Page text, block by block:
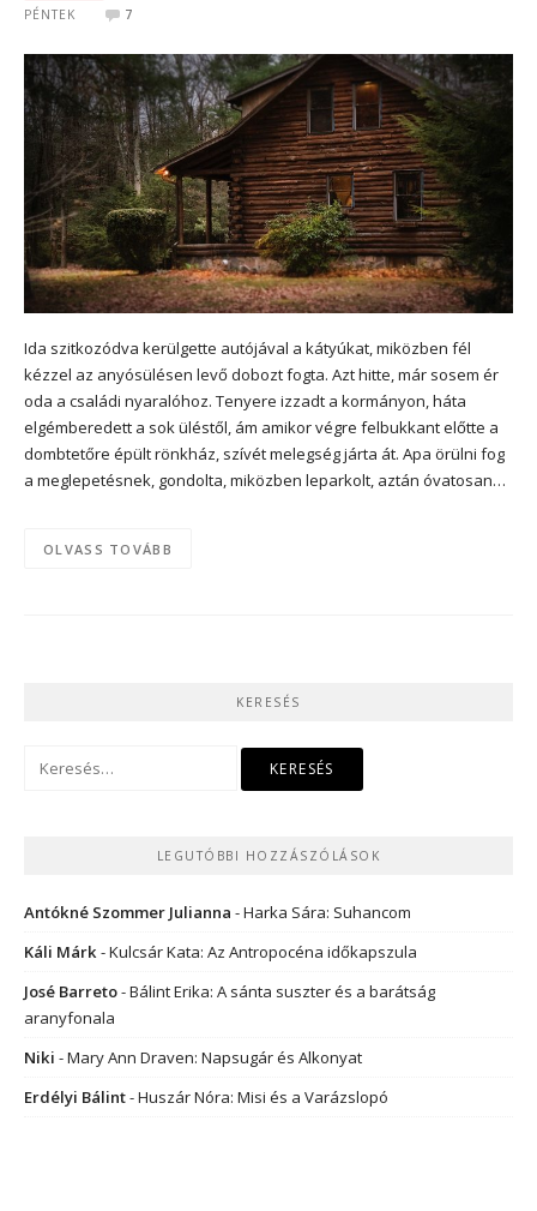
PÉNTEK
7
Ida szitkozódva kerülgette autójával a kátyúkat, miközben fél
kézzel az anyósülésen levő dobozt fogta. Azt hitte, már sosem ér
oda a családi nyaralóhoz. Tenyere izzadt a kormányon, háta
elgémberedett a sok üléstől, ám amikor végre felbukkant előtte a
dombtetőre épült rönkház, szívét melegség járta át. Apa örülni fog
a meglepetésnek, gondolta, miközben leparkolt, aztán óvatosan…
OLVASS TOVÁBB
KERESÉS
LEGUTÓBBI HOZZÁSZÓLÁSOK
Antókné Szommer Julianna -Harka Sára: Suhancom
Káli Márk-Kulcsár Kata: Az Antropocéna időkapszula
José Barreto-Bálint Erika: A sánta suszter és a barátság
aranyfonala
Niki -Mary Ann Draven: Napsugár és Alkonyat
Erdélyi Bálint-Huszár Nóra: Misi és a Varázslopó